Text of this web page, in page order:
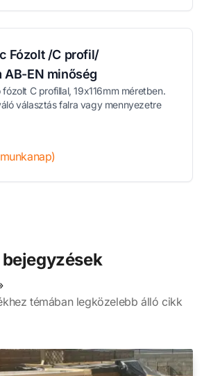
Fózolt /C profil/
AB-EN minőség
C profillal, 19x116mm méretben.
választás falra vagy mennyezetre
témában legközelebb álló cikk